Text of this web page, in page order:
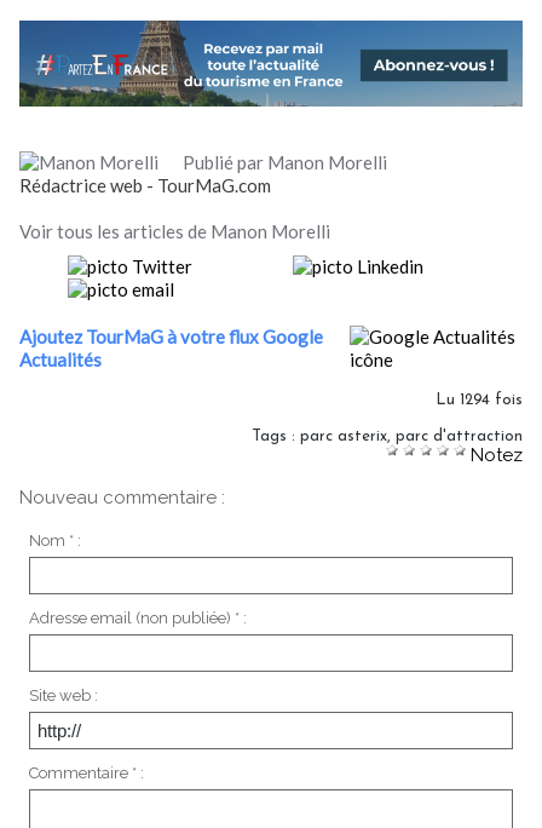
Publié par Manon Morelli
Rédactrice web - TourMaG.com
Voir tous les articles de Manon Morelli
Ajoutez TourMaG à votre flux Google
Actualités
Lu 1294 fois
Tags : parc asterix, parc d'attraction
Notez
Nouveau commentaire :
Nom * :
Adresse email (non publiée) * :
Site web :
Commentaire * :